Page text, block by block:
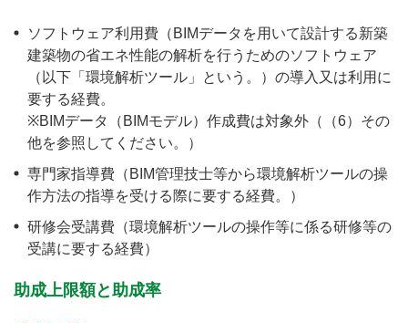
ソフトウェア利用費（BIMデータを用いて設計する新築
建築物の省エネ性能の解析を行うためのソフトウェア
（以下「環境解析ツール」という。）の導入又は利用に
要する経費。
※BIMデータ（BIMモデル）作成費は対象外（（6）その
他を参照してください。）
専門家指導費（BIM管理技士等から環境解析ツールの操
作方法の指導を受ける際に要する経費。）
研修会受講費（環境解析ツールの操作等に係る研修等の
受講に要する経費）
助成上限額と助成率